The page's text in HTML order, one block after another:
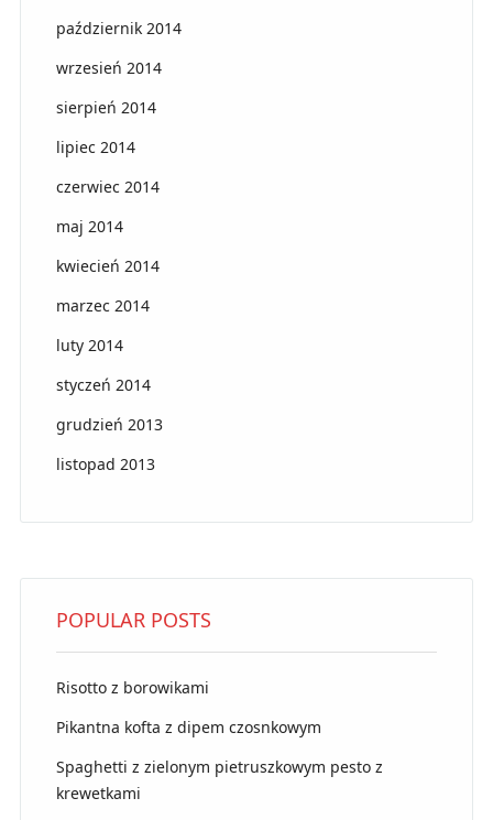
październik 2014
wrzesień 2014
sierpień 2014
lipiec 2014
czerwiec 2014
maj 2014
kwiecień 2014
marzec 2014
luty 2014
styczeń 2014
grudzień 2013
listopad 2013
POPULAR POSTS
Risotto z borowikami
Pikantna kofta z dipem czosnkowym
Spaghetti z zielonym pietruszkowym pesto z
krewetkami